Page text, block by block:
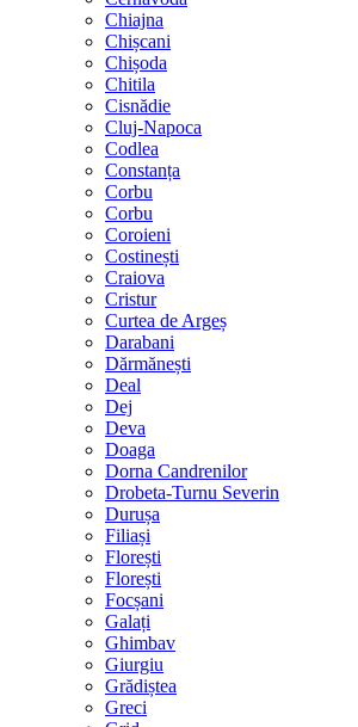
Chiajna
Chișcani
Chișoda
Chitila
Cisnădie
Cluj-Napoca
Codlea
Constanța
Corbu
Corbu
Coroieni
Costinești
Craiova
Cristur
Curtea de Argeș
Darabani
Dărmănești
Deal
Dej
Deva
Doaga
Dorna Candrenilor
Drobeta-Turnu Severin
Durușa
Filiași
Florești
Florești
Focșani
Galați
Ghimbav
Giurgiu
Grădiștea
Greci